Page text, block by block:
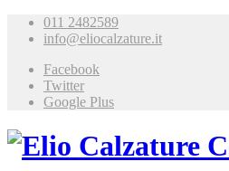
011 2482589
info@eliocalzature.it
Facebook
Twitter
Google Plus